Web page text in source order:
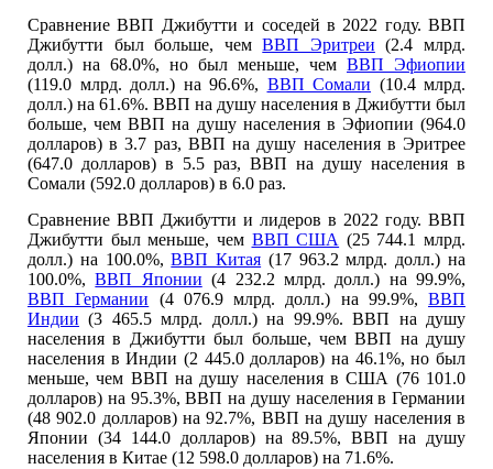
Сравнение ВВП Джибутти и соседей в 2022 году. ВВП
Джибутти был больше, чемВВП Эритреи (2.4 млрд.
долл.) на 68.0%, но был меньше, чем ВВП Эфиопии
(119.0 млрд. долл.) на 96.6%, ВВП Сомали (10.4 млрд.
долл.) на 61.6%. ВВП на душу населения в Джибутти был
больше, чем ВВП на душу населения в Эфиопии (964.0
долларов) в 3.7 раз, ВВП на душу населения в Эритрее
(647.0 долларов) в 5.5 раз, ВВП на душу населения в
Сомали (592.0 долларов) в 6.0 раз.
Сравнение ВВП Джибутти и лидеров в 2022 году. ВВП
Джибутти был меньше, чем ВВП США (25 744.1 млрд.
долл.) на 100.0%,ВВП Китая (17 963.2 млрд. долл.) на
100.0%,ВВП Японии (4 232.2 млрд. долл.) на 99.9%,
ВВП Германии (4 076.9 млрд. долл.) на 99.9%, ВВП
Индии (3 465.5 млрд. долл.) на 99.9%. ВВП на душу
населения в Джибутти был больше, чем ВВП на душу
населения в Индии (2 445.0 долларов) на 46.1%, но был
меньше, чем ВВП на душу населения в США (76 101.0
долларов) на 95.3%, ВВП на душу населения в Германии
(48 902.0 долларов) на 92.7%, ВВП на душу населения в
Японии (34 144.0 долларов) на 89.5%, ВВП на душу
населения в Китае (12 598.0 долларов) на 71.6%.